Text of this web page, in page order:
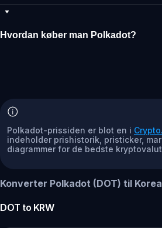
Hvordan køber man Polkadot?
Polkadot-prissiden er blot en i
indeholder prishistorik, pristicker,
diagrammer for de bedste
Konverter Polkadot (DOT) til
DOT to KRW